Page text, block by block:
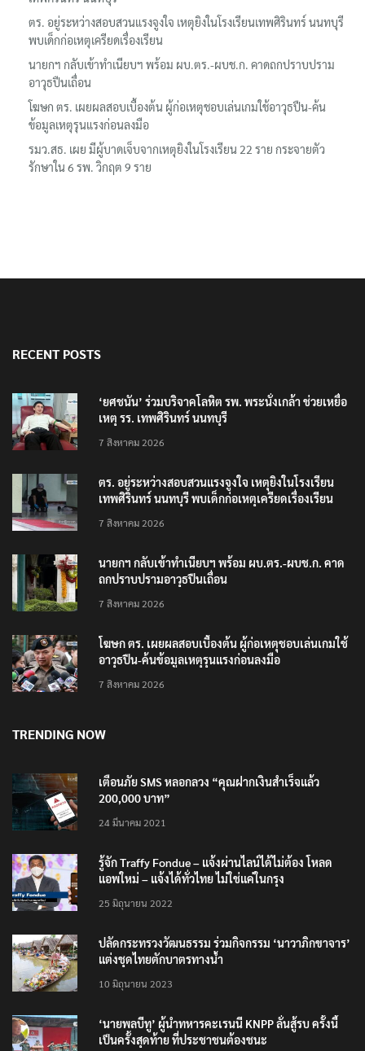
ตร. อยู่ระหว่างสอบสวนแรงจูงใจ เหตุยิงในโรงเรียนเทพศิรินทร์ นนทบุรี
พบเด็กก่อเหตุเครียดเรื่องเรียน
นายกฯ กลับเข้าทำเนียบฯ พร้อม ผบ.ตร.-ผบช.ก. คาดถกปราบปราม
อาวุธปืนเถื่อน
โฆษก ตร. เผยผลสอบเบื้องต้น ผู้ก่อเหตุชอบเล่นเกมใช้อาวุธปืน-ค้น
ข้อมูลเหตุรุนแรงก่อนลงมือ
รมว.สธ. เผย มีผู้บาดเจ็บจากเหตุยิงในโรงเรียน 22 ราย กระจายตัว
รักษาใน 6 รพ. วิกฤต 9 ราย
RECENT POSTS
‘ยศชนัน’ ร่วมบริจาคโลหิต รพ. พระนั่งเกล้า ช่วยเหยื่อ
เหตุ รร. เทพศิรินทร์ นนทบุรี
7 สิงหาคม 2026
ตร. อยู่ระหว่างสอบสวนแรงจูงใจ เหตุยิงในโรงเรียน
เทพศิรินทร์ นนทบุรี พบเด็กก่อเหตุเครียดเรื่องเรียน
7 สิงหาคม 2026
นายกฯ กลับเข้าทำเนียบฯ พร้อม ผบ.ตร.-ผบช.ก. คาด
ถกปราบปรามอาวุธปืนเถื่อน
7 สิงหาคม 2026
โฆษก ตร. เผยผลสอบเบื้องต้น ผู้ก่อเหตุชอบเล่นเกมใช้
อาวุธปืน-ค้นข้อมูลเหตุรุนแรงก่อนลงมือ
7 สิงหาคม 2026
TRENDING NOW
เตือนภัย SMS หลอกลวง “คุณฝากเงินสำเร็จแล้ว
200,000 บาท”
24 มีนาคม 2021
รู้จัก Traffy Fondue – แจ้งผ่านไลน์ได้ไม่ต้อง โหลด
แอพใหม่ – แจ้งได้ทั่วไทย ไม่ใช่แค่ในกรุง
25 มิถุนายน 2022
ปลัดกระทรวงวัฒนธรรม ร่วมกิจกรรม ‘นาวาภิกขาจาร’
แต่งชุดไทยตักบาตรทางน้ำ
10 มิถุนายน 2023
‘นายพลบีทู’ ผู้นำทหารคะเรนนี KNPP ลั่นสู้รบ ครั้งนี้
เป็นครั้งสุดท้าย ที่ประชาชนต้องชนะ